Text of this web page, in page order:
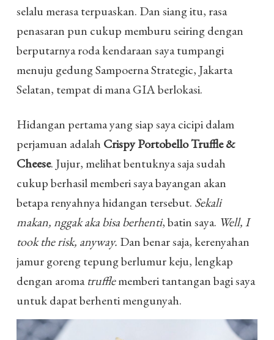
selalu merasa terpuaskan. Dan siang itu, rasa
penasaran pun cukup memburu seiring dengan
berputarnya roda kendaraan saya tumpangi
menuju gedung Sampoerna Strategic, Jakarta
Selatan, tempat di mana GIA berlokasi.
Hidangan pertama yang siap saya cicipi dalam
perjamuan adalah Crispy Portobello Truffle &
Cheese. Jujur, melihat bentuknya saja sudah
cukup berhasil memberi saya bayangan akan
betapa renyahnya hidangan tersebut. Sekali
makan, nggak aka bisa berhenti, batin saya. Well, I
took the risk, anyway. Dan benar saja, kerenyahan
jamur goreng tepung berlumur keju, lengkap
dengan aromatrufflememberi tantangan bagi saya
untuk dapat berhenti mengunyah.